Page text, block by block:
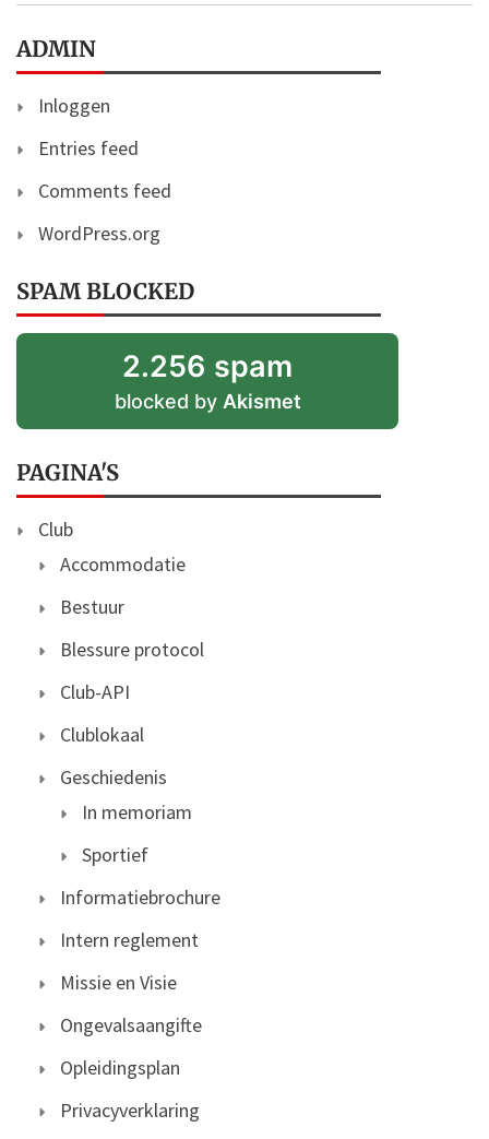
ADMIN
Inloggen
Entries feed
Comments feed
WordPress.org
SPAM BLOCKED
2.256 spam
blocked by Akismet
PAGINA'S
Club
Accommodatie
Bestuur
Blessure protocol
Club-API
Clublokaal
Geschiedenis
In memoriam
Sportief
Informatiebrochure
Intern reglement
Missie en Visie
Ongevalsaangifte
Opleidingsplan
Privacyverklaring